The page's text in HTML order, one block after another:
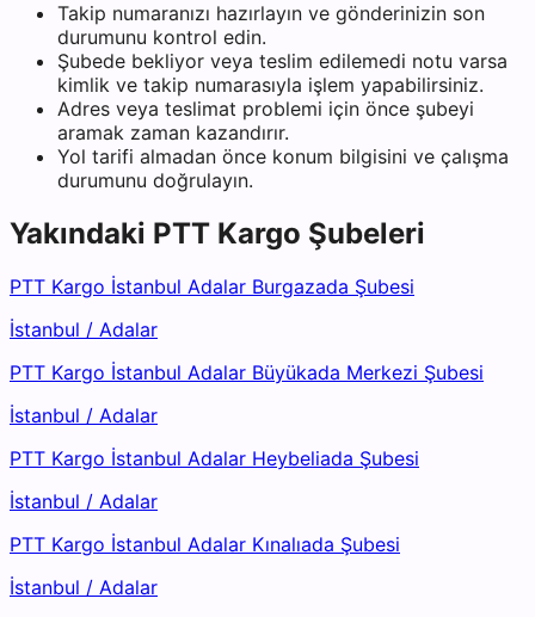
Takip numaranızı hazırlayın ve gönderinizin son
durumunu kontrol edin.
Şubede bekliyor veya teslim edilemedi notu varsa
kimlik ve takip numarasıyla işlem yapabilirsiniz.
Adres veya teslimat problemi için önce şubeyi
aramak zaman kazandırır.
Yol tarifi almadan önce konum bilgisini ve çalışma
durumunu doğrulayın.
Yakındaki PTT Kargo Şubeleri
PTT Kargo İstanbul Adalar Burgazada Şubesi
İstanbul / Adalar
PTT Kargo İstanbul Adalar Büyükada Merkezi Şubesi
İstanbul / Adalar
PTT Kargo İstanbul Adalar Heybeliada Şubesi
İstanbul / Adalar
PTT Kargo İstanbul Adalar Kınalıada Şubesi
İstanbul / Adalar